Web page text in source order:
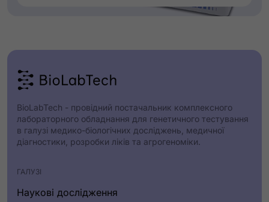
BioLabTech - провідний постачальник комплексного
лабораторного обладнання для генетичного тестування
в галузі медико-біологічних досліджень, медичної
діагностики, розробки ліків та агрогеноміки.
ГАЛУЗІ
Наукові дослідження